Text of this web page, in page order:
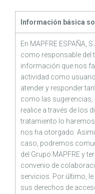
Información básica
En MAPFRE ESPAÑA,
como responsable del
información que nos
actividad como
atender y responder
como las
realice a través de los
tratamiento lo
nos ha otorgado.
caso, podremos
del Grupo MAPFRE y
convenio de
servicios. Por último,
sus derechos de